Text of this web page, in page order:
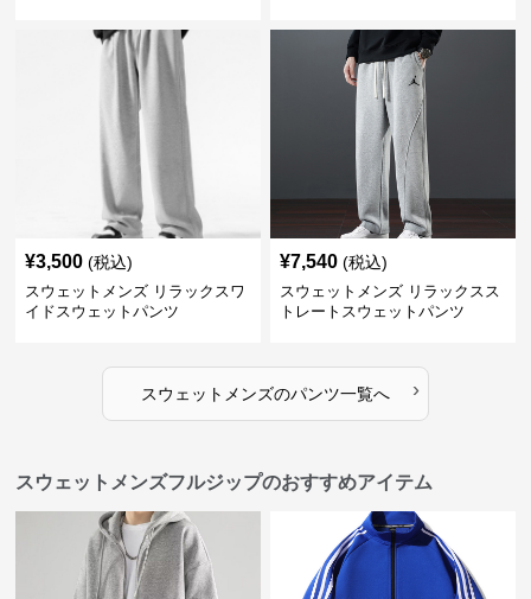
¥3,500 (税込)
スウェットメンズ リラックスワ
イドスウェットパンツ
¥7,540 (税込)
スウェットメンズ リラックスス
トレートスウェットパンツ
スウェットメンズのパンツ一覧へ ›
スウェットメンズフルジップのおすすめアイテム